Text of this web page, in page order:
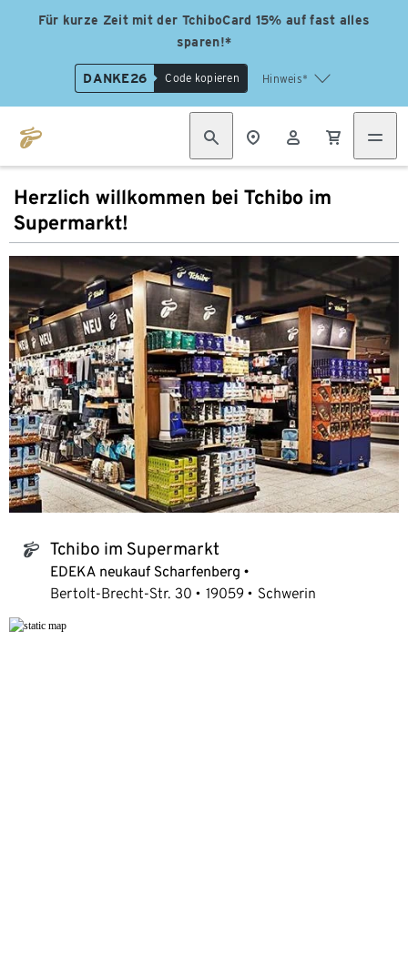
Für kurze Zeit mit der TchiboCard 15% auf fast alles
sparen!*
DANKE26 Code kopieren Hinweis*
Herzlich willkommen bei Tchibo im
Supermarkt!
tchibo_logo Tchibo im Supermarkt
EDEKA neukauf Scharfenberg
Bertolt-Brecht-Str. 30
19059 Schwerin